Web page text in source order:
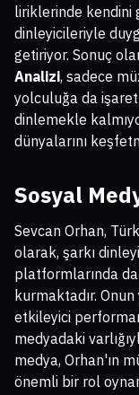
liriklerinde kendini
dinleyicileriyle
getiriyor. Sonuç
Analizi, sadece
yolculuğa da işaret
dinlemekle
dünyalarını
Sosyal
Sevcan Orhan,
olarak, şarkı
platformlarında
kurmaktadır.
etkileyici
medyadaki
medya, Orhan'ın
önemli bir rol